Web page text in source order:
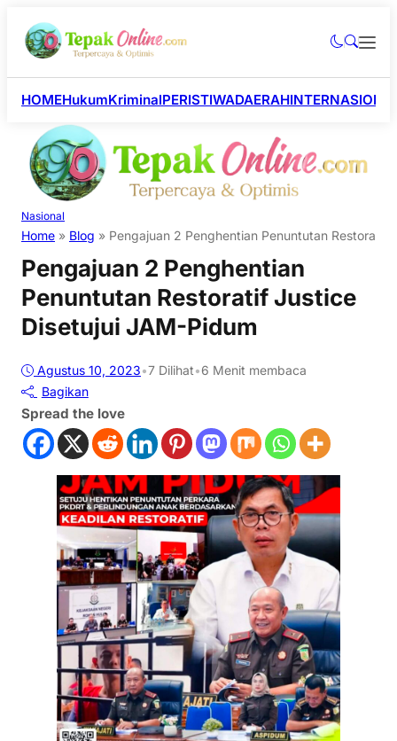
HOMEHukumKriminalPERISTIWADAERAH
Nasional
Home » Blog » Pengajuan 2 Penghentian Penuntutan Restoratif
Pengajuan 2 Penghentian
Penuntutan Restoratif Justice
Disetujui JAM-Pidum
Agustus 10, 2023•7 Dilihat•6 Menit membaca
Bagikan
Spread the love